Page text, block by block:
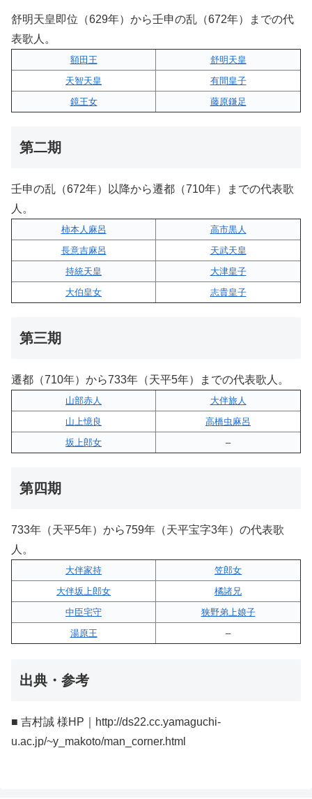
舒明天皇即位（629年）から壬申の乱（672年）までの代
表歌人。
額田王
舒明天皇
天智天皇
有間皇子
鏡王女
藤原鎌足
第二期
壬申の乱（672年）以降から遷都（710年）までの代表歌
人。
柿本人麻呂
高市黒人
長意吉麻呂
天武天皇
持統天皇
大津皇子
大伯皇女
志貴皇子
第三期
遷都（710年）から733年（天平5年）までの代表歌人。
山部赤人
大伴旅人
山上憶良
高橋虫麻呂
坂上郎女
–
第四期
733年（天平5年）から759年（天平宝字3年）の代表歌
人。
大伴家持
笠郎女
大伴坂上郎女
橘諸兄
中臣宅守
狭野弟上娘子
湯原王
–
出典・参考
■ 吉村誠 様HP｜http://ds22.cc.yamaguchi-
u.ac.jp/~y_makoto/man_corner.html